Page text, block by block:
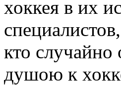
хоккея в их
кто случайно
душою к